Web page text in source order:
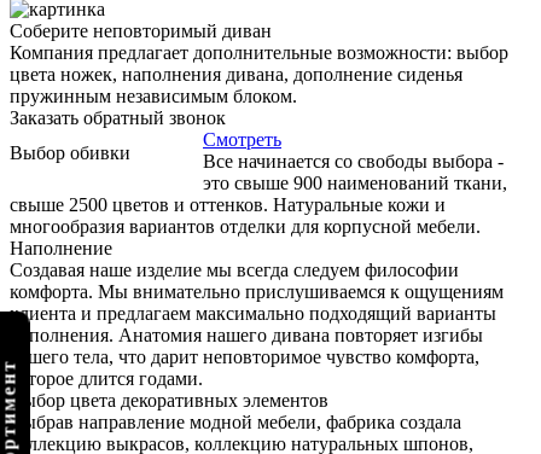
Соберите неповторимый диван
Компания предлагает дополнительные возможности: выбор
цвета ножек, наполнения дивана, дополнение сиденья
пружинным независимым блоком.
Заказать обратный звонок
Выбор обивки
Смотреть
Все начинается со свободы выбора -
это свыше 900 наименований ткани,
свыше 2500 цветов и оттенков. Натуральные кожи и
многообразия вариантов отделки для корпусной мебели.
Наполнение
Создавая наше изделие мы всегда следуем философии
комфорта. Мы внимательно прислушиваемся к ощущениям
клиента и предлагаем максимально подходящий варианты
наполнения. Анатомия нашего дивана повторяет изгибы
вашего тела, что дарит неповторимое чувство комфорта,
которое длится годами.
Выбор цвета декоративных элементов
Выбрав направление модной мебели, фабрика создала
коллекцию выкрасов, коллекцию натуральных шпонов,